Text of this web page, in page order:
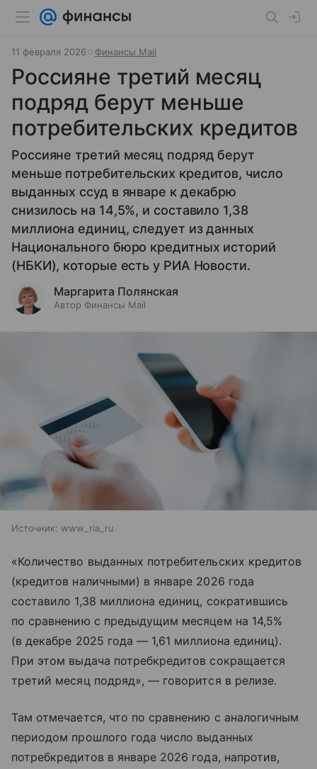
11 февраля 2026 Финансы Mail
Россияне третий месяц
подряд берут меньше
потребительских кредитов
Россияне третий месяц подряд берут
меньше потребительских кредитов, число
выданных ссуд в январе к декабрю
снизилось на 14,5%, и составило 1,38
миллиона единиц, следует из данных
Национального бюро кредитных историй
(НБКИ), которые есть у РИА Новости.
Маргарита Полянская
Автор Финансы Mail
Источник: www_ria_ru
«Количество выданных потребительских кредитов
(кредитов наличными) в январе 2026 года
составило 1,38 миллиона единиц, сократившись
по сравнению с предыдущим месяцем на 14,5%
(в декабре 2025 года — 1,61 миллиона единиц).
При этом выдача потребкредитов сокращается
третий месяц подряд», — говорится в релизе.
Там отмечается, что по сравнению с аналогичным
периодом прошлого года число выданных
потребкредитов в январе 2026 года, напротив,